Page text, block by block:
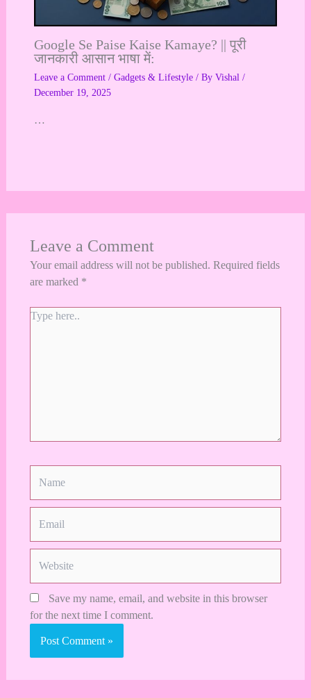
Google Se Paise Kaise Kamaye? || पूरी
जानकारी आसान भाषा में:
Leave a Comment / Gadgets & Lifestyle/ By Vishal /
December 19, 2025
…
Leave a Comment
Your email address will not be published. Required fields
are marked *
Type
Save my name, email, and website in this browser
for the next time I comment.